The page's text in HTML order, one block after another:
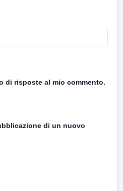
di risposte al mio commento.
di un nuovo